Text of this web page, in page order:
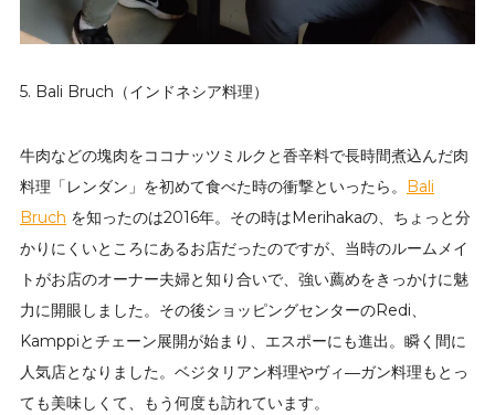
5. Bali Bruch（インドネシア料理）
牛肉などの塊肉をココナッツミルクと香辛料で長時間煮込んだ肉
料理「レンダン」を初めて食べた時の衝撃といったら。
Bali
Bruch を知ったのは2016年。その時はMerihakaの、ちょっと分
かりにくいところにあるお店だったのですが、当時のルームメイ
トがお店のオーナー夫婦と知り合いで、強い薦めをきっかけに魅
力に開眼しました。その後ショッピングセンターのRedi、
Kamppiとチェーン展開が始まり、エスポーにも進出。瞬く間に
人気店となりました。ベジタリアン料理やヴィ―ガン料理もとっ
ても美味しくて、もう何度も訪れています。